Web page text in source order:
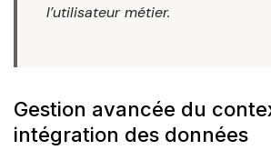
l’utilisateur métier.
Gestion avancée du
intégration des données